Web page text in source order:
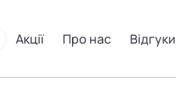
Акції Про нас Відгуки